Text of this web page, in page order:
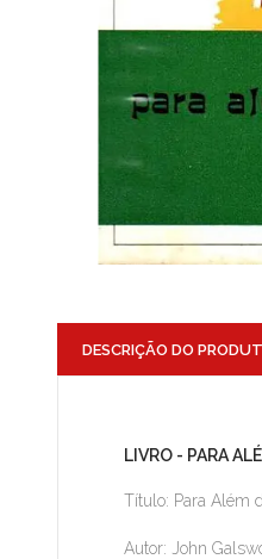
DESCRIÇÃO DO
LIVRO - PARA
Título: Para Além
Autor: John